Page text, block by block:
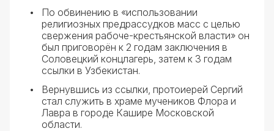
По обвинению в «использовании
религиозных предрассудков масс с целью
свержения рабоче-крестьянской власти» он
был приговорён к 2 годам заключения в
Соловецкий концлагерь, затем к 3 годам
ссылки в Узбекистан.
Вернувшись из ссылки, протоиерей Сергий
стал служить в храме мучеников Флора и
Лавра в городе Кашире Московской
области.